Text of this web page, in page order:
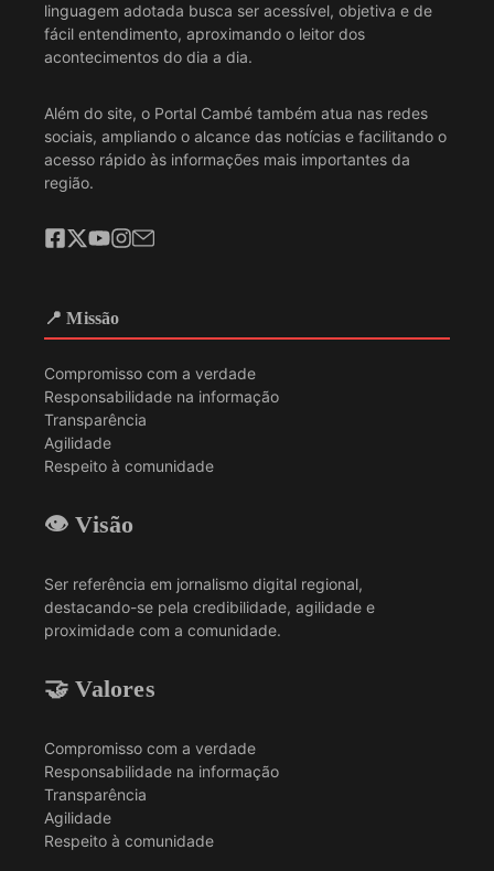
linguagem adotada busca ser acessível, objetiva e de
fácil entendimento, aproximando o leitor dos
acontecimentos do dia a dia.
Além do site, o Portal Cambé também atua nas redes
sociais, ampliando o alcance das notícias e facilitando o
acesso rápido às informações mais importantes da
região.
📍 Missão
Compromisso com a verdade
Responsabilidade na informação
Transparência
Agilidade
Respeito à comunidade
👁️ Visão
Ser referência em jornalismo digital regional,
destacando-se pela credibilidade, agilidade e
proximidade com a comunidade.
🤝 Valores
Compromisso com a verdade
Responsabilidade na informação
Transparência
Agilidade
Respeito à comunidade